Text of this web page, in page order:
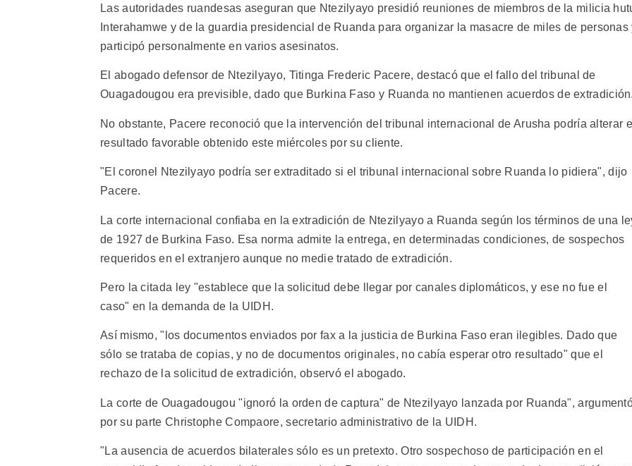
Las autoridades ruandesas aseguran que Ntezilyayo presidió reuniones de miembros de la milicia
Interahamwe y de la guardia presidencial de Ruanda para organizar la masacre de miles de personas
participó personalmente en varios asesinatos.
El abogado defensor de Ntezilyayo, Titinga Frederic Pacere, destacó que el fallo del tribunal de
Ouagadougou era previsible, dado que Burkina Faso y Ruanda no mantienen acuerdos de
No obstante, Pacere reconoció que la intervención del tribunal internacional de Arusha podría alterar
resultado favorable obtenido este miércoles por su cliente.
"El coronel Ntezilyayo podría ser extraditado si el tribunal internacional sobre Ruanda lo pidiera", dijo
Pacere.
La corte internacional confiaba en la extradición de Ntezilyayo a Ruanda según los términos de una
de 1927 de Burkina Faso. Esa norma admite la entrega, en determinadas condiciones, de sospechos
requeridos en el extranjero aunque no medie tratado de extradición.
Pero la citada ley "establece que la solicitud debe llegar por canales diplomáticos, y ese no fue el
caso" en la demanda de la UIDH.
Así mismo, "los documentos enviados por fax a la justicia de Burkina Faso eran ilegibles. Dado que
sólo se trataba de copias, y no de documentos originales, no cabía esperar otro resultado" que el
rechazo de la solicitud de extradición, observó el abogado.
La corte de Ouagadougou "ignoró la orden de captura" de Ntezilyayo lanzada por Ruanda",
por su parte Christophe Compaore, secretario administrativo de la UIDH.
"La ausencia de acuerdos bilaterales sólo es un pretexto. Otro sospechoso de participación en el